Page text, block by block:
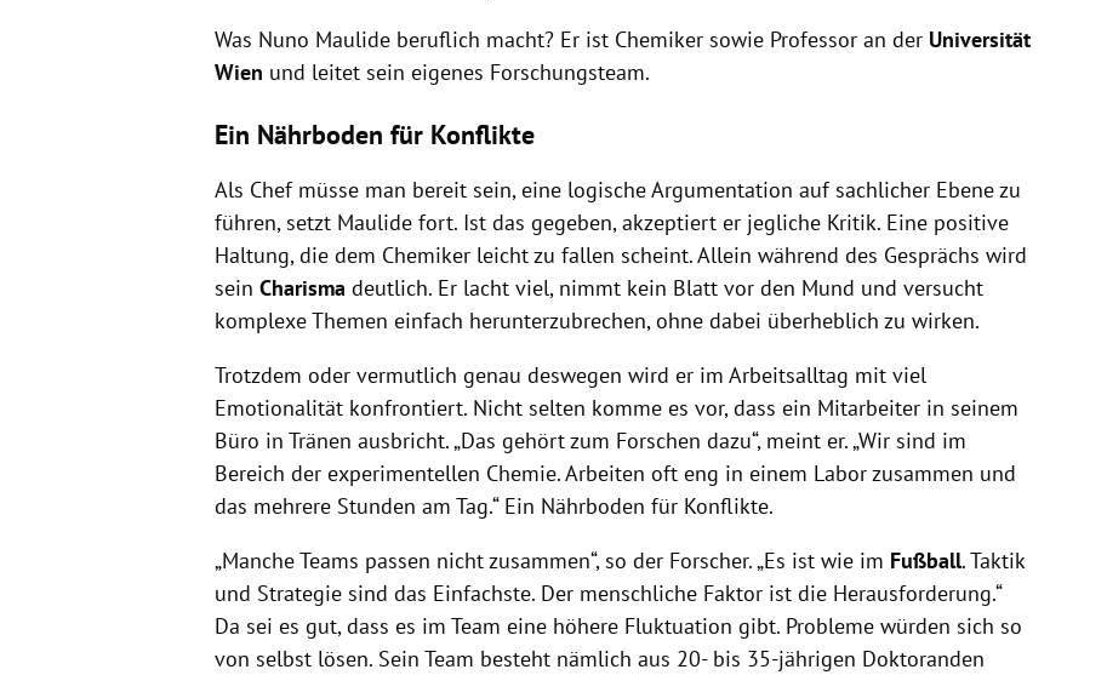
Was Nuno Maulide beruflich macht? Er ist Chemiker sowie Professor an der Universität
Wien und leitet sein eigenes Forschungsteam.
Ein Nährboden für Konflikte
Als Chef müsse man bereit sein, eine logische Argumentation auf sachlicher Ebene zu
führen, setzt Maulide fort. Ist das gegeben, akzeptiert er jegliche Kritik. Eine positive
Haltung, die dem Chemiker leicht zu fallen scheint. Allein während des Gesprächs wird
sein Charisma deutlich. Er lacht viel, nimmt kein Blatt vor den Mund und versucht
komplexe Themen einfach herunterzubrechen, ohne dabei überheblich zu wirken.
Trotzdem oder vermutlich genau deswegen wird er im Arbeitsalltag mit viel
Emotionalität konfrontiert. Nicht selten komme es vor, dass ein Mitarbeiter in seinem
Büro in Tränen ausbricht. „Das gehört zum Forschen dazu“, meint er. „Wir sind im
Bereich der experimentellen Chemie. Arbeiten oft eng in einem Labor zusammen und
das mehrere Stunden am Tag.“ Ein Nährboden für Konflikte.
„Manche Teams passen nicht zusammen“, so der Forscher. „Es ist wie im Fußball. Taktik
und Strategie sind das Einfachste. Der menschliche Faktor ist die Herausforderung.“
Da sei es gut, dass es im Team eine höhere Fluktuation gibt. Probleme würden sich so
von selbst lösen. Sein Team besteht nämlich aus 20- bis 35-jährigen Doktoranden